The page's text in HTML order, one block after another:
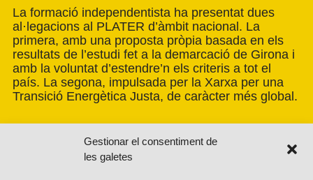
Gestionar el consentiment de
les galetes
La formació independentista ha presentat dues
al·legacions al PLATER d’àmbit nacional. La
primera, amb una proposta pròpia basada en els
resultats de l’estudi fet a la demarcació de Girona i
amb la voluntat d’estendre’n els criteris a tot el
país. La segona, impulsada per la Xarxa per una
Transició Energètica Justa, de caràcter més global.